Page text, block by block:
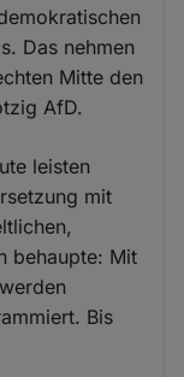
Das nehmen
Mitte den
AfD.
leisten
mit
behaupte: Mit
Bis